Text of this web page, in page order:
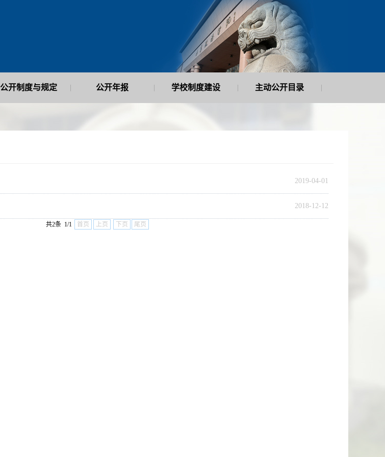
公开制度与规定 公开年报 学校制度建设 主动公开目录
2019-04-01
2018-12-12
共2条 1/1 首页 上页 下页 尾页